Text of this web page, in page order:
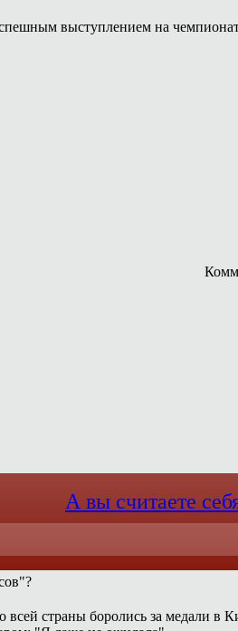
выступлением на
А вы считаете
всей страны боролись за медали в